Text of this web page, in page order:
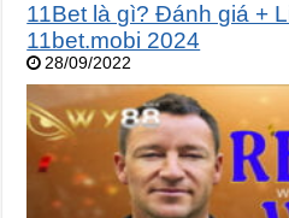
11Bet là gì? Đánh giá +
11bet.mobi 2024
28/09/2022